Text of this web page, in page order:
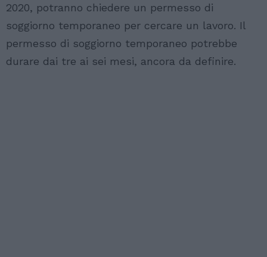
2020, potranno chiedere un permesso di
soggiorno temporaneo per cercare un lavoro. Il
permesso di soggiorno temporaneo potrebbe
durare dai tre ai sei mesi, ancora da definire.